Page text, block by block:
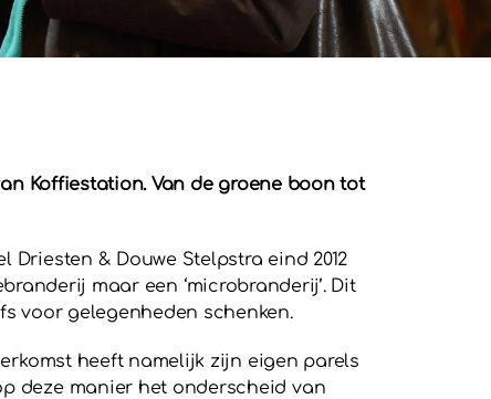
Koffiestation. Van de groene boon tot
& Douwe Stelpstra eind 2012
maar een ‘microbranderij’. Dit
voor gelegenheden schenken.
heeft namelijk zijn eigen parels
deze manier het onderscheid van